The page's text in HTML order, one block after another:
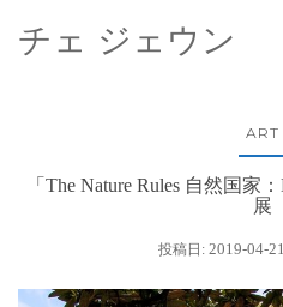
チェ ジェウン
ART
「The Nature Rules 自然国家
展
投稿日: 2019-04-21